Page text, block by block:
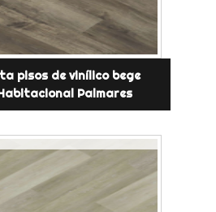
pisos de vinílico bege
Palmares